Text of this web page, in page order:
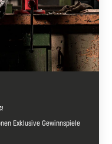
Exklusive Gewinnspiele